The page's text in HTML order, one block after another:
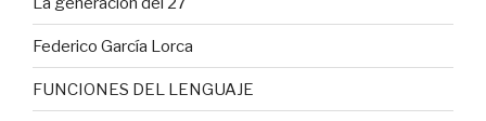
Federico García Lorca
FUNCIONES DEL LENGUAJE